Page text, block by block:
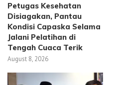
Petugas Kesehatan
Disiagakan, Pantau
Kondisi Capaska Selama
Jalani Pelatihan di
Tengah Cuaca Terik
August 8, 2026